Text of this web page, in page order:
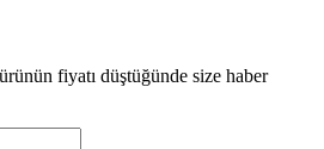
fiyatı düştüğünde size haber